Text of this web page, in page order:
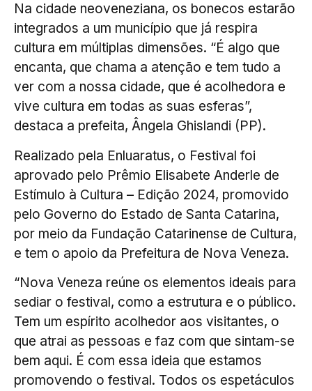
Na cidade neoveneziana, os bonecos estarão
integrados a um município que já respira
cultura em múltiplas dimensões. “É algo que
encanta, que chama a atenção e tem tudo a
ver com a nossa cidade, que é acolhedora e
vive cultura em todas as suas esferas”,
destaca a prefeita, Ângela Ghislandi (PP).
Realizado pela Enluaratus, o Festival foi
aprovado pelo Prêmio Elisabete Anderle de
Estímulo à Cultura – Edição 2024, promovido
pelo Governo do Estado de Santa Catarina,
por meio da Fundação Catarinense de Cultura,
e tem o apoio da Prefeitura de Nova Veneza.
“Nova Veneza reúne os elementos ideais para
sediar o festival, como a estrutura e o público.
Tem um espírito acolhedor aos visitantes, o
que atrai as pessoas e faz com que sintam-se
bem aqui. É com essa ideia que estamos
promovendo o festival. Todos os espetáculos